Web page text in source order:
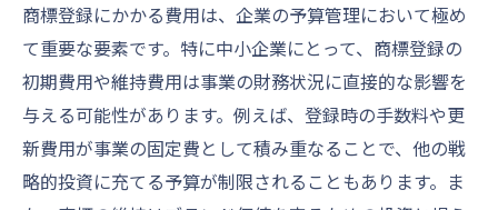
商標登録の初期費用を抑えるテクニック
専門家の助言を活用して費用を最適化
長期的な視点で見る商標費用配分の重要性
商標登録で避けられる追加費用の管理法
予期せぬ費用を避けるための事前対策
商標登録にかかる費用は、企業の予算管理において極め
て重要な要素です。特に中小企業にとって、商標登録の
初期費用や維持費用は事業の財務状況に直接的な影響を
与える可能性があります。例えば、登録時の手数料や更
新費用が事業の固定費として積み重なることで、他の戦
略的投資に充てる予算が制限されることもあります。ま